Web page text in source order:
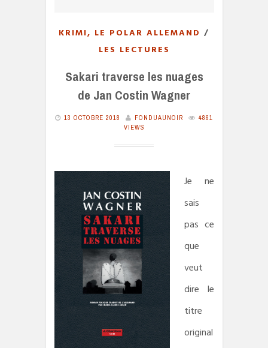
KRIMI, LE POLAR ALLEMAND /
LES LECTURES
Sakari traverse les nuages
de Jan Costin Wagner
13 OCTOBRE 2018 FONDUAUNOIR
4861
VIEWS
Je ne
sais
pas ce
que
veut
dire le
titre
original